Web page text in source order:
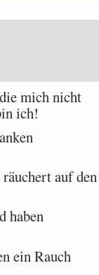
mich nicht
ich!
auf den
haben
ein Rauch